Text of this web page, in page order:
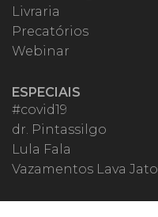
Livraria
Precatórios
Webinar
ESPECIAIS
#covid19
dr. Pintassilgo
Lula Fala
Vazamentos Lava Jato